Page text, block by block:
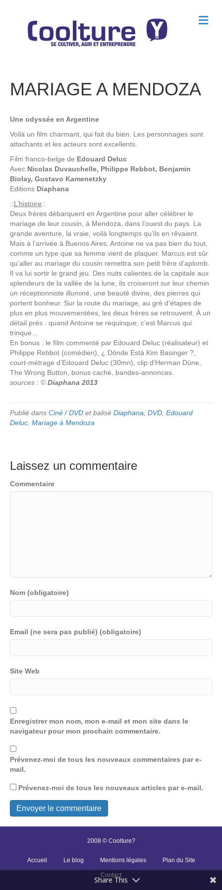
M
e
MARIAGE A MENDOZA
Une odyssée en Argentine
Voilà un film charmant, qui fait du bien. Les personnages sont
attachants et les acteurs sont excellents.
Film franco-belge de Edouard Deluc
Avec Nicolas Duvauchelle, Philippe Rebbot, Benjamin
Biolay, Gustavo Kamenetzky
Editions Diaphana
::L’histoire::
Deux frères débarquent en Argentine pour aller célébrer le
mariage de leur cousin, à Mendoza, dans l’ouest du pays. La
grande aventure, la vraie, voilà longtemps qu’ils en rêvaient.
Mais à l’arrivée à Buenos Aires, Antoine ne va pas bien du tout,
comme un type que sa femme vient de plaquer. Marcus est sûr
qu’aller au mariage du cousin remettra son petit frère d’aplomb.
Il va lui sortir le grand jeu. Des nuits calientes de la capitale aux
splendeurs de la vallée de la lune, ils croiseront sur leur chemin
un réceptionniste illuminé, une beauté divine, des pierres qui
portent bonheur. Sur la route du mariage, au gré d’étapes de
plus en plus mouvementées, les deux frères se retrouvent. À un
détail près : quand Antoine se requinque, c’est Marcus qui
trinque…
En bonus : le film commenté par Edouard Deluc (réalisateur) et
Philippe Rebbot (comédien), ¿ Dónde Està Kim Basinger ?,
court-métrage d’Edouard Deluc (30mn), clip d’Herman Düne,
The Wrong Button, bonus caché, bandes-annonces.
sources : ©Diaphana 2013
Publié dans Ciné / DVD et balisé Diaphana DVD Edouard
Deluc Mariage à Mendoza
Laissez un commentaire
Commentaire
Nom (obligatoire)
Email (ne sera pas publié) (obligatoire)
Site Web
Enregistrer mon nom, mon e-mail et mon site dans le
navigateur pour mon prochain commentaire.
Prévenez-moi de tous les nouveaux commentaires par e-
mail.
Prévenez-moi de tous les nouveaux articles par e-mail.
2008 © Coolture?
Accueil Le blog Mentions légales Plan du Site
Contact
Share This